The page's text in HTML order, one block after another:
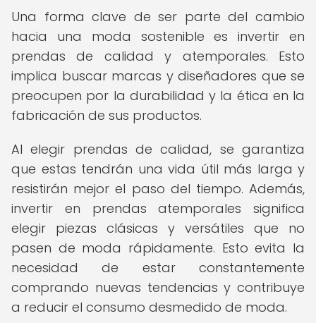
Una forma clave de ser parte del cambio
hacia una moda sostenible es invertir en
prendas de calidad y atemporales. Esto
implica buscar marcas y diseñadores que se
preocupen por la durabilidad y la ética en la
fabricación de sus productos.
Al elegir prendas de calidad, se garantiza
que estas tendrán una vida útil más larga y
resistirán mejor el paso del tiempo. Además,
invertir en prendas atemporales significa
elegir piezas clásicas y versátiles que no
pasen de moda rápidamente. Esto evita la
necesidad de estar constantemente
comprando nuevas tendencias y contribuye
a reducir el consumo desmedido de moda.